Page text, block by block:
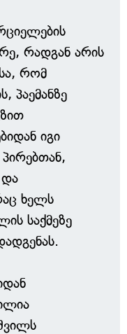
რადგან არის
რომ
პაემანზე
იგი
პირებთან,
და
ხელს
საქმეზე